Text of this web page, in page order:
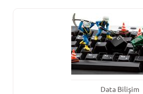
Data Bilişim